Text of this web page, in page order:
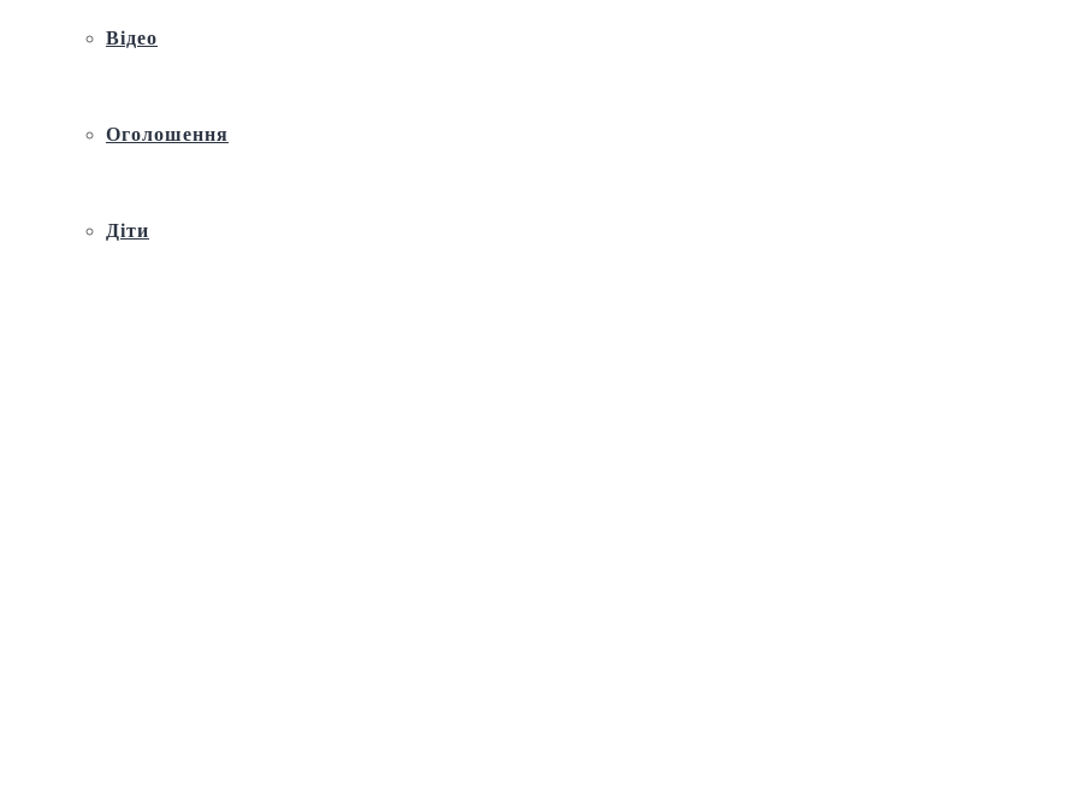
Відео
Оголошення
Діти